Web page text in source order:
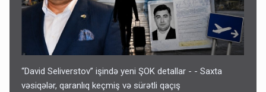
“David Seliverstov” işində yeni ŞOK detallar - - Saxta
vəsiqələr, qaranlıq keçmiş və sürətli qaçış